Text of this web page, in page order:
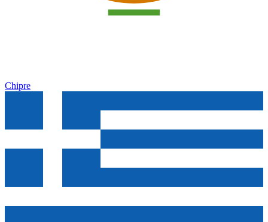
Chipre